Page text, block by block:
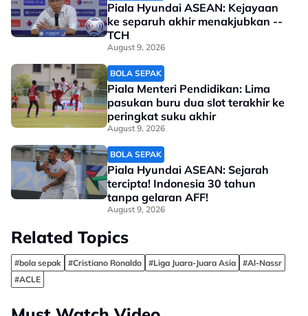
Piala Hyundai ASEAN: Kejayaan
ke separuh akhir menakjubkan --
TCH
August 9, 2026
BOLA SEPAK
Piala Menteri Pendidikan: Lima
pasukan buru dua slot terakhir ke
peringkat suku akhir
August 9, 2026
BOLA SEPAK
Piala Hyundai ASEAN: Sejarah
tercipta! Indonesia 30 tahun
tanpa gelaran AFF!
August 9, 2026
Related Topics
#bola sepak #Cristiano Ronaldo #Liga Juara-Juara Asia
#Al-Nassr
#ACLE